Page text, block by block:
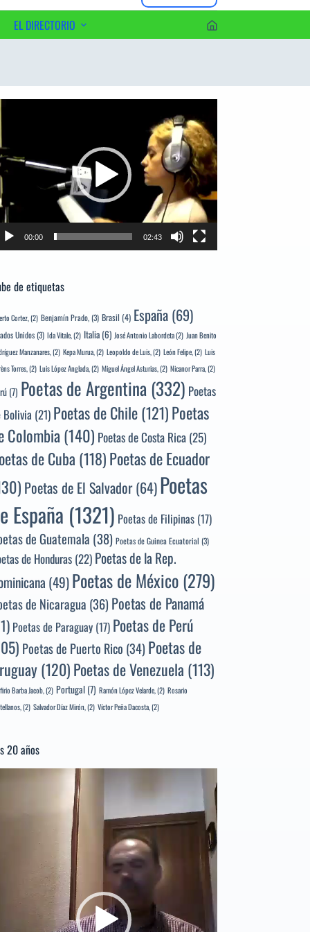
EL DIRECTORIO
00:00 02:43
de etiquetas
Cortez,(2) Benjamín Prado,(3) Brasil (4) España (69)
Unidos(3) Ida Vitale,(2) Italia (6) José Antonio Labordeta(2) Juan Benito
Manzanares,(2) Kepa Murua,(2) Leopoldo de Luis,(2) León Felipe,(2) Luis
Torres,(2) Luis López Anglada,(2) Miguel Ángel Asturias,(2) Nicanor Parra,(2)
(7) Poetas de Argentina(332) Poetas
Bolivia(21) Poetas de Chile(121)Poetas
Colombia(140) Poetas de Costa Rica(25)
de Cuba (118)Poetas de Ecuador
Poetas de El Salvador(64)Poetas
España (1321) Poetas de Filipinas (17)
de Guatemala (38) Poetas de Guinea Ecuatorial (3)
de Honduras(22) Poetas de la Rep.
(49)Poetas de México(279)
de Nicaragua (36) Poetas de Panamá
Poetas de Paraguay (17) Poetas de Perú
Poetas de Puerto Rico (34) Poetas de
(120)Poetas de Venezuela (113)
Barba Jacob,(2) Portugal (7) Ramón López Velarde,(2) Rosario
(2) Salvador Díaz Mirón,(2) Víctor Peña Dacosta,(2)
20 años